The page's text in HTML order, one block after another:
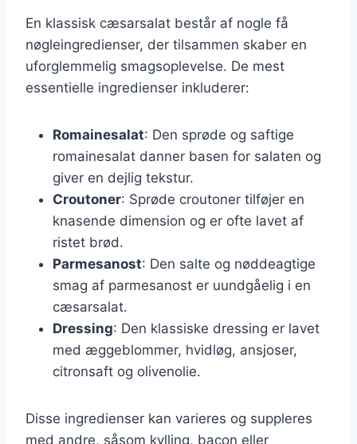
En klassisk cæsarsalat består af nogle få
nøgleingredienser, der tilsammen skaber en
uforglemmelig smagsoplevelse. De mest
essentielle ingredienser inkluderer:
Romainesalat: Den sprøde og saftige
romainesalat danner basen for salaten og
giver en dejlig tekstur.
Croutoner: Sprøde croutoner tilføjer en
knasende dimension og er ofte lavet af
ristet brød.
Parmesanost: Den salte og nøddeagtige
smag af parmesanost er uundgåelig i en
cæsarsalat.
Dressing: Den klassiske dressing er lavet
med æggeblommer, hvidløg, ansjoser,
citronsaft og olivenolie.
Disse ingredienser kan varieres og suppleres
med andre, såsom kylling, bacon eller